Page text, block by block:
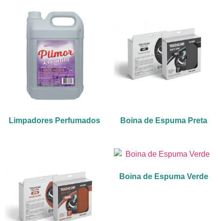
Limpadores Perfumados Boina de Espuma Preta
Boina de Espuma Verde